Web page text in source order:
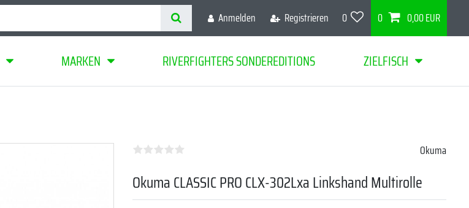
Anmelden Registrieren 0 0 0,00 EUR
MARKEN RIVERFIGHTERS SONDEREDITIONS ZIELFISCH
Okuma
Okuma CLASSIC PRO CLX-302Lxa Linkshand Multirolle